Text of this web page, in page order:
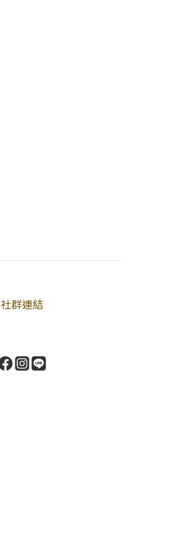
社群連結